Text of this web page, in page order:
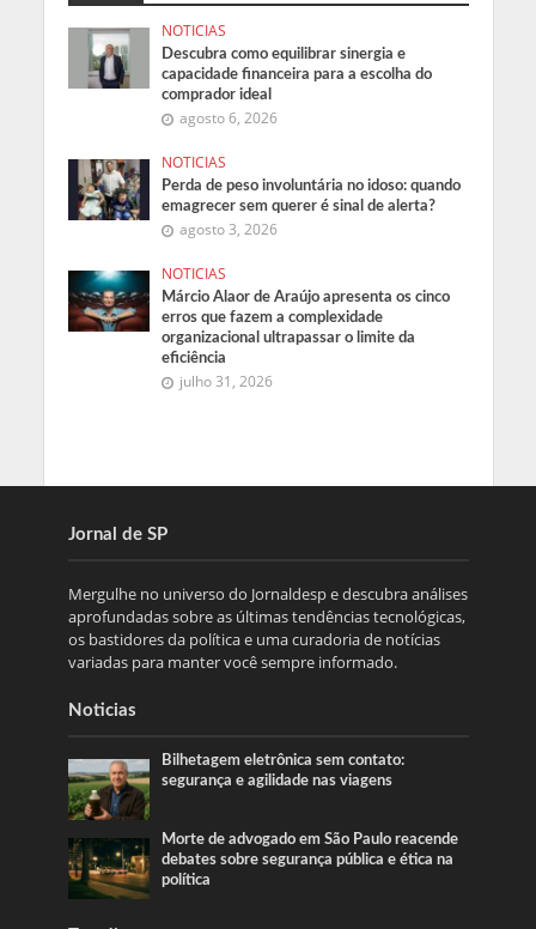
NOTICIAS
Descubra como equilibrar sinergia e
capacidade financeira para a escolha do
comprador ideal
agosto 6, 2026
NOTICIAS
Perda de peso involuntária no idoso: quando
emagrecer sem querer é sinal de alerta?
agosto 3, 2026
NOTICIAS
Márcio Alaor de Araújo apresenta os cinco
erros que fazem a complexidade
organizacional ultrapassar o limite da
eficiência
julho 31, 2026
Jornal de SP
Mergulhe no universo do Jornaldesp e descubra análises
aprofundadas sobre as últimas tendências tecnológicas,
os bastidores da política e uma curadoria de notícias
variadas para manter você sempre informado.
Noticias
Bilhetagem eletrônica sem contato:
segurança e agilidade nas viagens
Morte de advogado em São Paulo reacende
debates sobre segurança pública e ética na
política